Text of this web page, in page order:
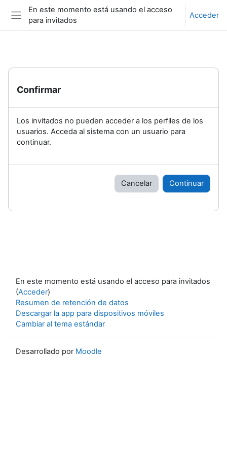
Salta al contenido principal
Panel lateral
En este momento está usando el acceso
para invitados
Acceder
Confirmar
Los invitados no pueden acceder a los perfiles de los
usuarios. Acceda al sistema con un usuario para
continuar.
Cancelar Continuar
En este momento está usando el acceso para invitados
(Acceder)
Resumen de retención de datos
Descargar la app para dispositivos móviles
Cambiar al tema estándar
Desarrollado por Moodle